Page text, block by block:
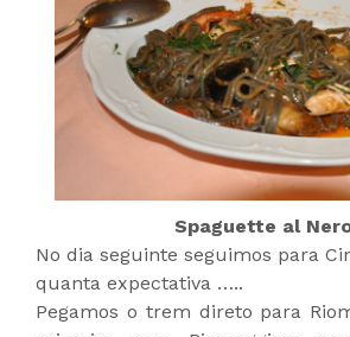
Spaguette al
No dia seguinte seguimos para
quanta expectativa …..
Pegamos o trem direto para